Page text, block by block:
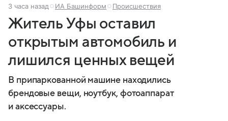
3 часа назад ИА Башинформ Происшествия
Житель Уфы оставил
открытым автомобиль и
лишился ценных вещей
В припаркованной машине находились
брендовые вещи, ноутбук, фотоаппарат
и аксессуары.